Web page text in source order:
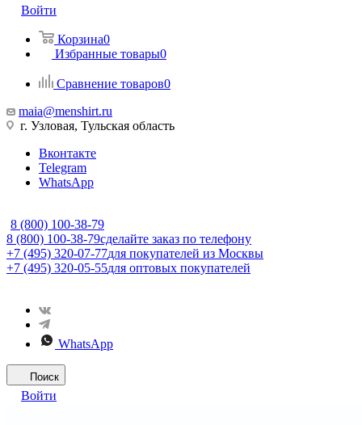
Войти
Корзина0
Избранные товары0
Сравнение товаров0
maia@menshirt.ru
г. Узловая, Тульская область
Вконтакте
Telegram
WhatsApp
8 (800) 100-38-79
8 (800) 100-38-79сделайте заказ по телефону
+7 (495) 320-07-77для покупателей из Москвы
+7 (495) 320-05-55для оптовых покупателей
WhatsApp
Поиск
Войти